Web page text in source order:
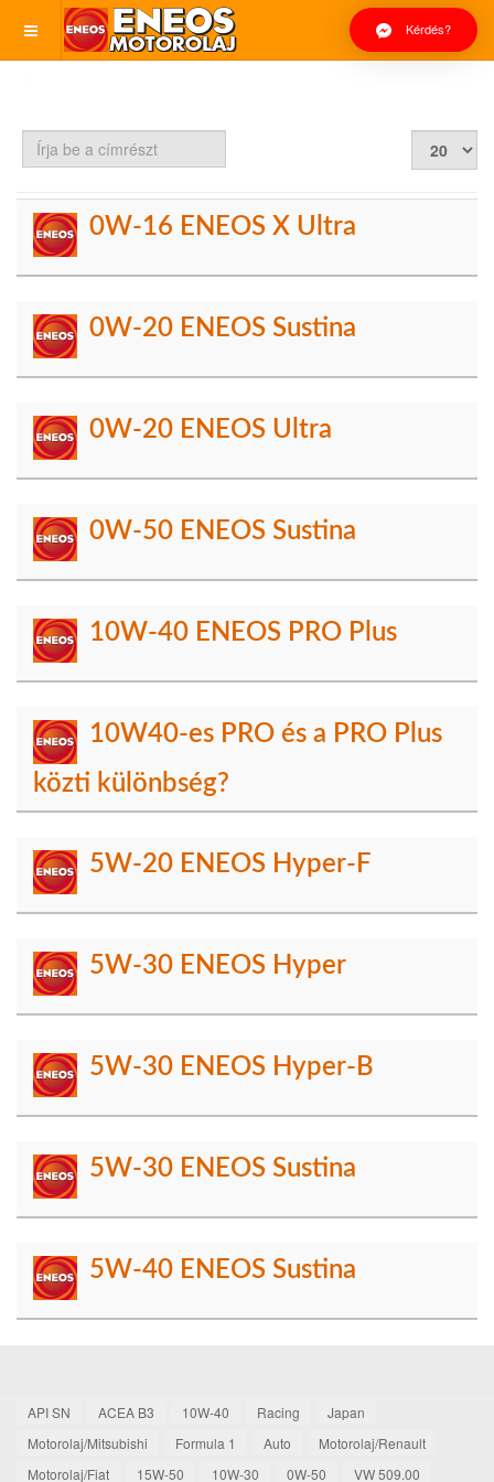
Kérdés?
Írja
a
0W-16 ENEOS X Ultra
0W-20 ENEOS Sustina
0W-20 ENEOS Ultra
0W-50 ENEOS Sustina
10W-40 ENEOS PRO Plus
10W40-es PRO és a PRO Plus
közti különbség?
5W-20 ENEOS Hyper-F
5W-30 ENEOS Hyper
5W-30 ENEOS Hyper-B
5W-30 ENEOS Sustina
5W-40 ENEOS Sustina
API SN ACEA B3 10W-40 Racing
Japan
Motorolaj/Mitsubishi
Formula 1 Auto
Motorolaj/Renault
Motorolaj/Fiat
15W-50 10W-30 0W-50 VW 509.00